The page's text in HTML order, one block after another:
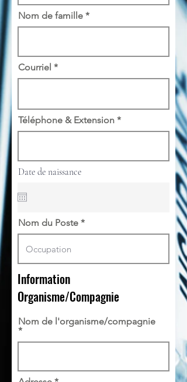
Nom de famille
Courriel
Téléphone & Extension
Date de naissance
Nom du Poste
Information
Organisme/Compagnie
Nom de l'organisme/compagnie